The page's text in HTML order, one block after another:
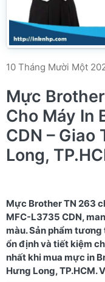
10 Tháng Mười Một
Mực
Cho Máy In
CDN – Giao
Long,
Mực Brother TN 263
MFC-L3735 CDN,
màu. Sản phẩm
ổn định và tiết kiệm
nhất khi mua mực in